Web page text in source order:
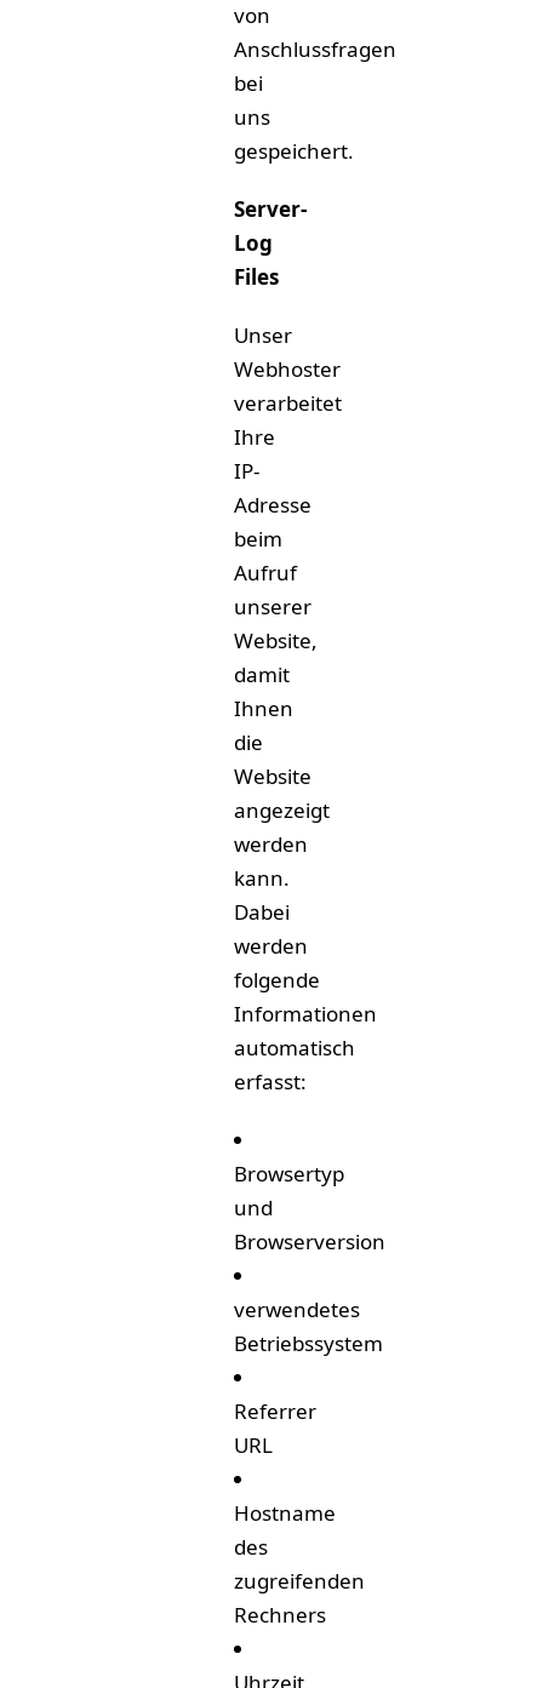
von
Anschlussfragen
bei
uns
gespeichert.
Server-
Log
Files
Unser
Webhoster
verarbeitet
Ihre
IP-
Adresse
beim
Aufruf
unserer
Website,
damit
Ihnen
die
Website
angezeigt
werden
kann.
Dabei
werden
folgende
Informationen
automatisch
erfasst:
Browsertyp
und
Browserversion
verwendetes
Betriebssystem
Referrer
URL
Hostname
des
zugreifenden
Rechners